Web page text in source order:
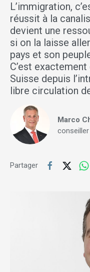
L’immigration,
réussit à la
devient une
si on la laisse
pays et son
C’est
Suisse depuis
libre circulation
Marco
Partager